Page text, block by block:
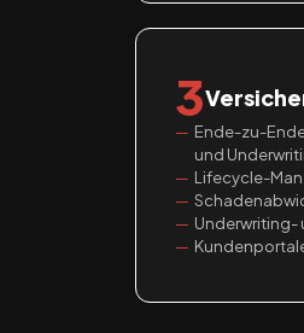
3
Ende-zu-
und
Lifecycle-
Underwriting-